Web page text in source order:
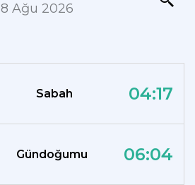
8 Ağu 2026
Sabah 04:17
Gündoğumu 06:04